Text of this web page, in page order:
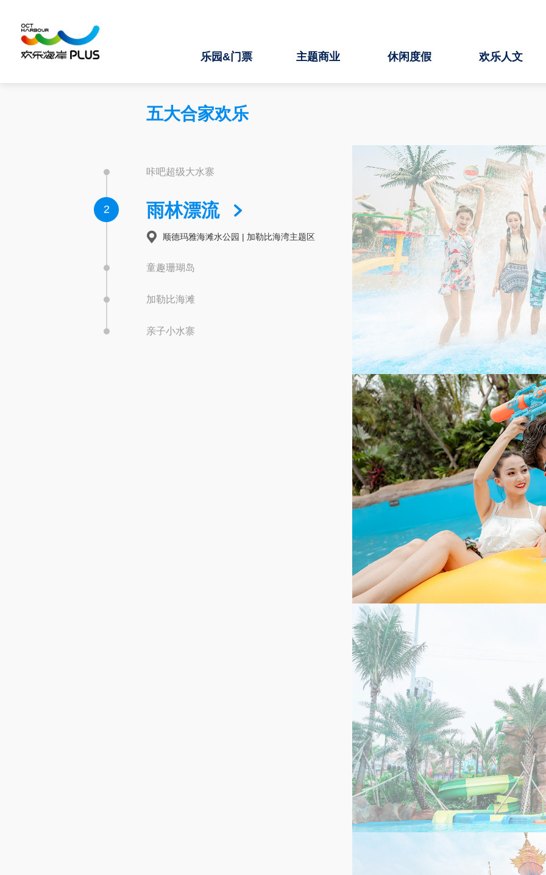
乐园&门票 主题商业 休闲度假 欢乐人文
五大合家欢乐
咔吧超级大水寨
2 雨林漂流
顺德玛雅海滩水公园 | 加勒比海湾主题区
童趣珊瑚岛
加勒比海滩
亲子小水寨